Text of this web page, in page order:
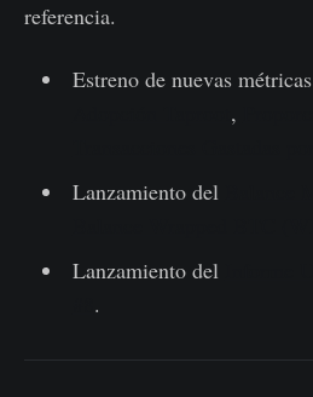
referencia.
Estreno de nuevas métricas
,
Lanzamiento del
Lanzamiento del
.